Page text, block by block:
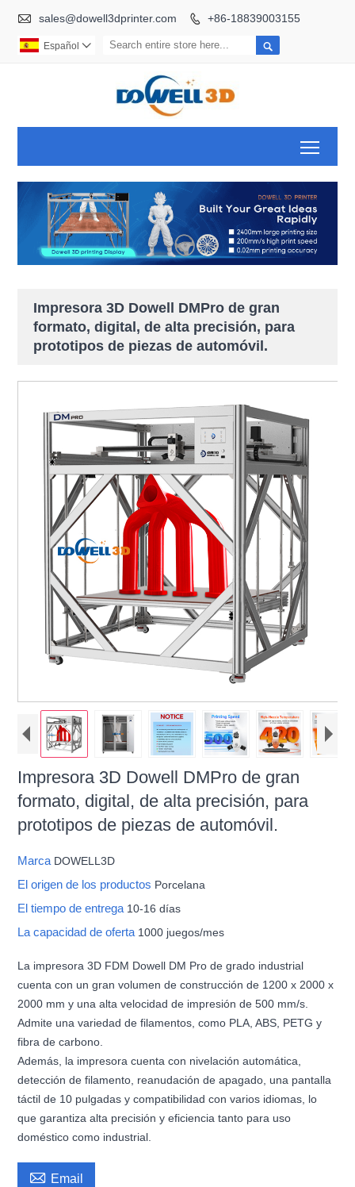
 sales@dowell3dprinter.com  +86-18839003155

Español 
Impresora 3D Dowell DMPro de gran
formato, digital, de alta precisión, para
prototipos de piezas de automóvil.
Impresora 3D Dowell DMPro de gran
formato, digital, de alta precisión, para
prototipos de piezas de automóvil.
Marca DOWELL3D
El origen de los productos Porcelana
El tiempo de entrega 10-16 días
La capacidad de oferta 1000 juegos/mes
La impresora 3D FDM Dowell DM Pro de grado industrial
cuenta con un gran volumen de construcción de 1200 x 2000 x
2000 mm y una alta velocidad de impresión de 500 mm/s.
Admite una variedad de filamentos, como PLA, ABS, PETG y
fibra de carbono.
Además, la impresora cuenta con nivelación automática,
detección de filamento, reanudación de apagado, una pantalla
táctil de 10 pulgadas y compatibilidad con varios idiomas, lo
que garantiza alta precisión y eficiencia tanto para uso
doméstico como industrial.
 Email